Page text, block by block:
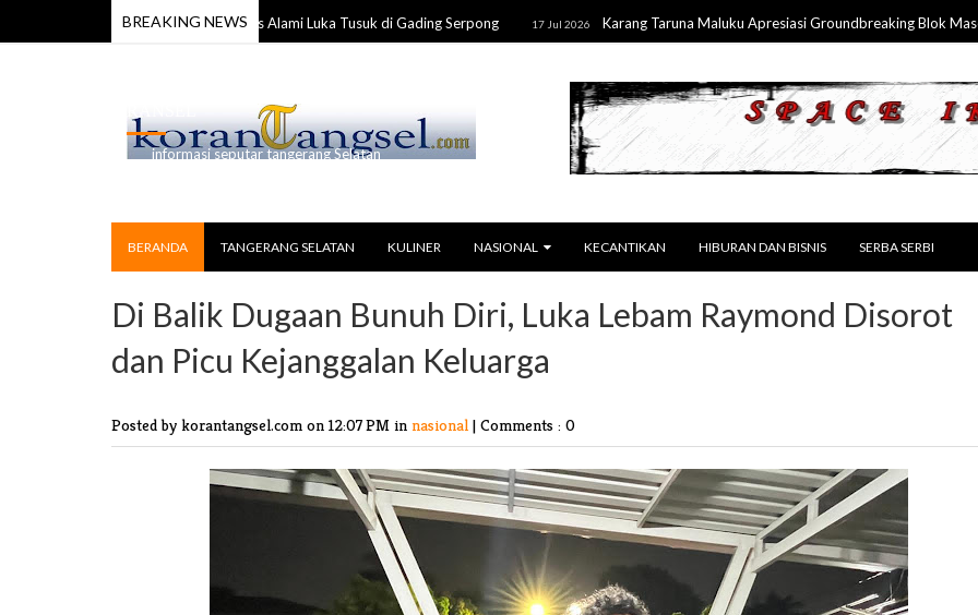
BREAKING NEWS
TNI Ditemukan Tewas Alami Luka Tusuk di Gading Serpong 17 Jul 2026 Karang Taruna Maluku Apresiasi Groundbreaking Blok Masela,
informasi seputar tangerang Selatan
BERANDA TANGERANG SELATAN KULINER NASIONAL KECANTIKAN HIBURAN DAN BISNIS SERBA SERBI
Di Balik Dugaan Bunuh Diri, Luka Lebam Raymond Disorot
dan Picu Kejanggalan Keluarga
Posted by korantangsel.com on 12:07 PM in nasional | Comments : 0